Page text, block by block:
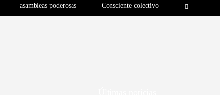
asambleas poderosas Consciente colectivo